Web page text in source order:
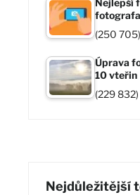
Nejlepší
(250 705)
Úprava
10 vteřin
(229 832)
Nejdůležitější